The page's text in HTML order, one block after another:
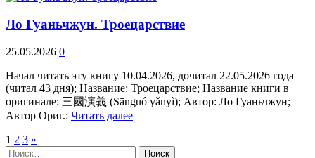
Ло Гуаньчжун. Троецарствие
25.05.2026 0
Начал читать эту книгу 10.04.2026, дочитал 22.05.2026 года
(читал 43 дня); Название: Троецарствие; Название книги в
оригинале: 三國演義 (Sānguó yǎnyì); Автор: Ло Гуаньчжун;
Автор Ориг.: Читать далее
1 2 3 »
Найти: